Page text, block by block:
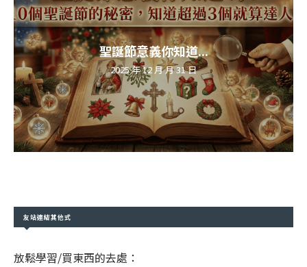
聖誕節意義你知道...
2025 年 12 月 月 31 日
友站連結其他式
放鬆學習/買東西的去處：